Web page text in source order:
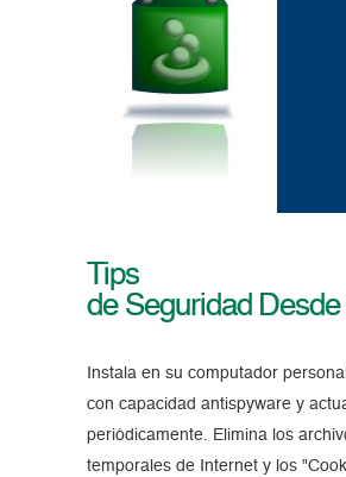
Tips
de Seguridad
Instala en su computador
con capacidad antispyware y
periódicamente. Elimina los
temporales de Internet y los